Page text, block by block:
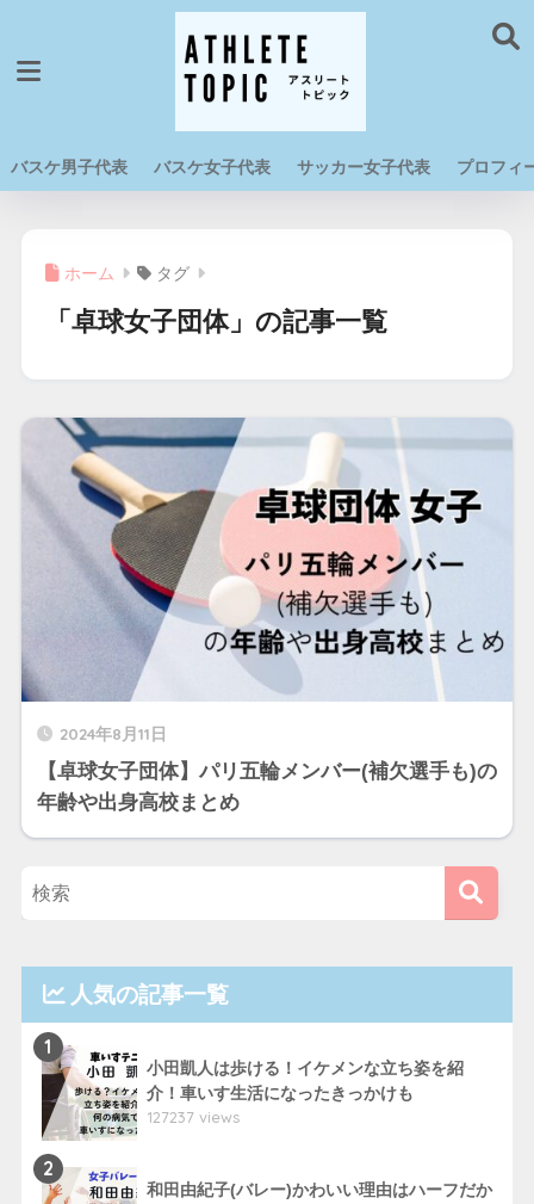
バスケ男子代表 バスケ女子代表 サッカー女子代表 プロフィ
ホーム タグ
「卓球女子団体」の記事一覧
2024年8月11日
【卓球女子団体】パリ五輪メンバー(補欠選手も)の
年齢や出身高校まとめ
人気の記事一覧
1
小田凱人は歩ける！イケメンな立ち姿を紹
介！車いす生活になったきっかけも
127237 views
2
和田由紀子(バレー)かわいい理由はハーフだか